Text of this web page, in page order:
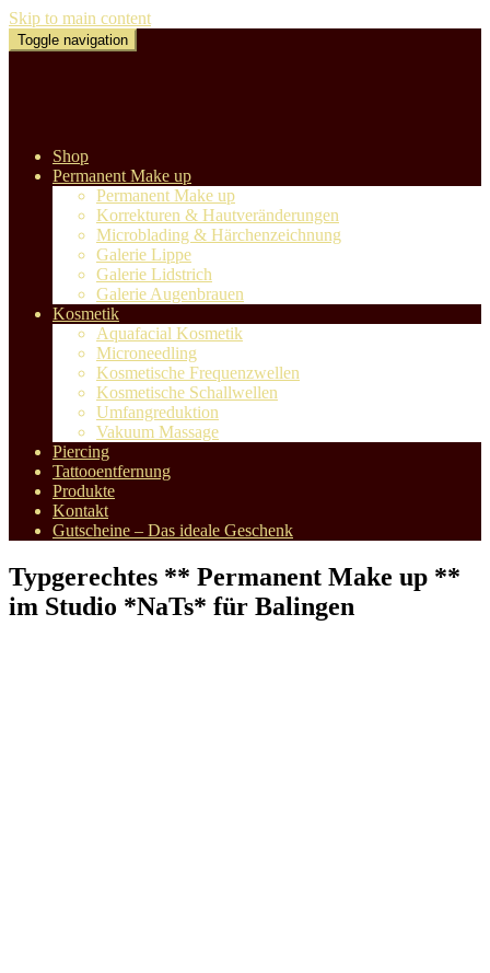
Skip to main content
Toggle navigation
Shop
Permanent Make up
Permanent Make up
Korrekturen & Hautveränderungen
Microblading & Härchenzeichnung
Galerie Lippe
Galerie Lidstrich
Galerie Augenbrauen
Kosmetik
Aquafacial Kosmetik
Microneedling
Kosmetische Frequenzwellen
Kosmetische Schallwellen
Umfangreduktion
Vakuum Massage
Piercing
Tattooentfernung
Produkte
Kontakt
Gutscheine – Das ideale Geschenk
Typgerechtes ** Permanent Make up **
im Studio *NaTs* für Balingen